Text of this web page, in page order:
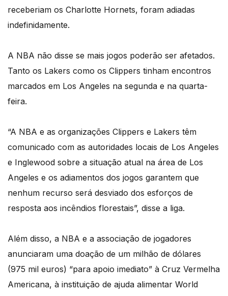
receberiam os Charlotte Hornets, foram adiadas
indefinidamente.
A NBA não disse se mais jogos poderão ser afetados.
Tanto os Lakers como os Clippers tinham encontros
marcados em Los Angeles na segunda e na quarta-
feira.
“A NBA e as organizações Clippers e Lakers têm
comunicado com as autoridades locais de Los Angeles
e Inglewood sobre a situação atual na área de Los
Angeles e os adiamentos dos jogos garantem que
nenhum recurso será desviado dos esforços de
resposta aos incêndios florestais”, disse a liga.
Além disso, a NBA e a associação de jogadores
anunciaram uma doação de um milhão de dólares
(975 mil euros) “para apoio imediato” à Cruz Vermelha
Americana, à instituição de ajuda alimentar World